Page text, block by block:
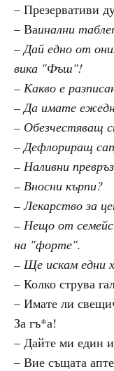
– Презервативи
– Ваинални
– Дай едно от
вика "Фъш"!
– Какво е
– Да имате
– Обезчестяващ
– Дефлориращ
– Наливни
– Вносни кърпи?
– Лекарство за
– Нещо от
на "форте".
– Ще искам едни
– Колко струва
– Имате ли
За гъ*а!
– Дайте ми един
– Вие същата